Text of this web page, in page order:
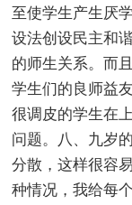
至使学生产生厌
设法创设民主和
的师生关系。而
学生们的良师益
很调皮的学生在
问题。八、九岁
分散，这样很容
种情况，我给每